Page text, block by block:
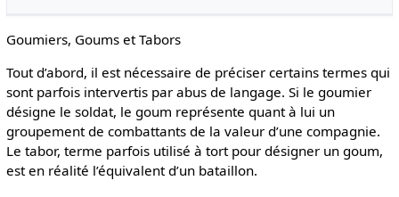
Goumiers, Goums et Tabors
Tout d’abord, il est nécessaire de préciser certains termes qui
sont parfois intervertis par abus de langage. Si le goumier
désigne le soldat, le goum représente quant à lui un
groupement de combattants de la valeur d’une compagnie.
Le tabor, terme parfois utilisé à tort pour désigner un goum,
est en réalité l’équivalent d’un bataillon.